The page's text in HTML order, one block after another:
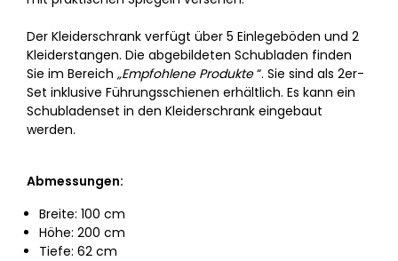
Der Kleiderschrank verfügt über 5 Einlegeböden und 2
Kleiderstangen. Die abgebildeten Schubladen finden
Sie im Bereich „Empfohlene Produkte“. Sie sind als 2er-
Set inklusive Führungsschienen erhältlich. Es kann ein
Schubladenset in den Kleiderschrank eingebaut
werden.
Abmessungen:
Breite: 100 cm
Höhe: 200 cm
Tiefe: 62 cm